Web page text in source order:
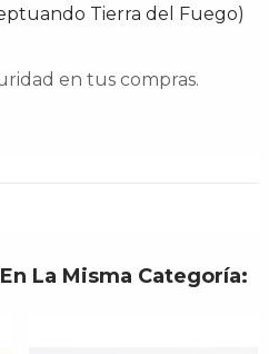
Tierra del Fuego)
en tus compras.
La Misma Categoría: